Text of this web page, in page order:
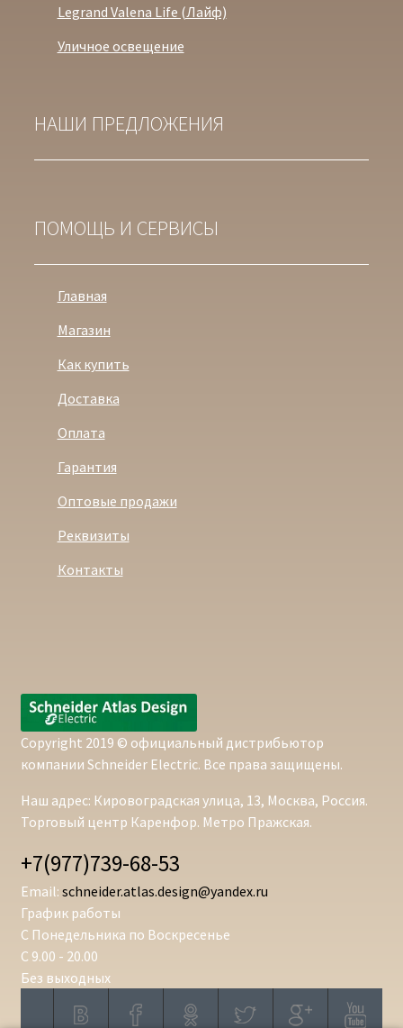
Legrand Valena Life (Лайф)
Уличное освещение
НАШИ ПРЕДЛОЖЕНИЯ
ПОМОЩЬ И СЕРВИСЫ
Главная
Магазин
Как купить
Доставка
Оплата
Гарантия
Оптовые продажи
Реквизиты
Контакты
Copyright 2019 © официальный дистрибьютор
компании Schneider Electric. Все права защищены.
Наш адрес: Кировоградская улица, 13, Москва, Россия.
Торговый центр Каренфор. Метро Пражская.
+7(977)739-68-53
Email: schneider.atlas.design@yandex.ru
График работы
С Понедельника по Воскресенье
С 9.00 - 20.00
Без выходных